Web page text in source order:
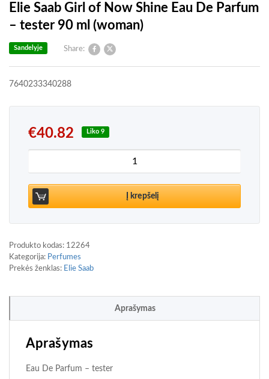
Elie Saab Girl of Now Shine Eau De Parfum
– tester 90 ml (woman)
Share:
Sandelyje
7640233340288
€40.82 Liko 9
produkto kiekis: Elie Saab Girl of Now Shine Eau
Į krepšelį
Produkto kodas: 12264
Kategorija: Perfumes
Prekės ženklas: Elie Saab
Aprašymas
Aprašymas
Eau De Parfum – tester